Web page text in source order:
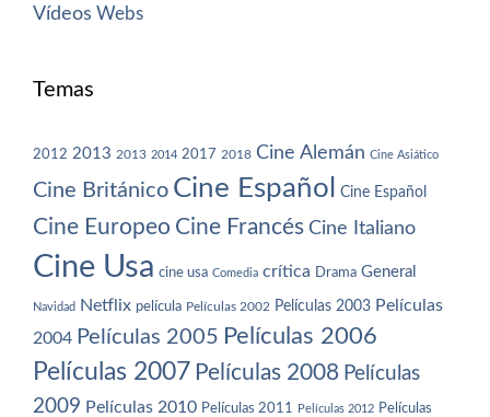
Vídeos Webs
Temas
2012 2013 2013 2014 2017 2018 Cine Alemán Cine Asiático
Cine Británico Cine Español Cine Español
Cine Europeo Cine Francés Cine Italiano
Cine Usa cine usa Comedia crítica Drama General
Navidad Netflix película Películas 2002 Películas 2003 Películas
2004 Películas 2005 Películas 2006
Películas 2007 Películas 2008 Películas
2009 Películas 2010 Películas 2011 Películas 2012 Películas